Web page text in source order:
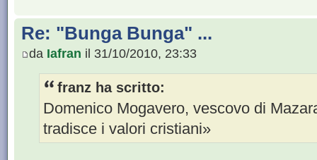
Re: "Bunga Bunga" ...
da Iafran il 31/10/2010, 23:33
franz ha scritto:
Domenico Mogavero, vescovo di
tradisce i valori cristiani»